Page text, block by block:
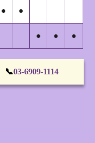
● ●
● ● ●
📞03-6909-1114